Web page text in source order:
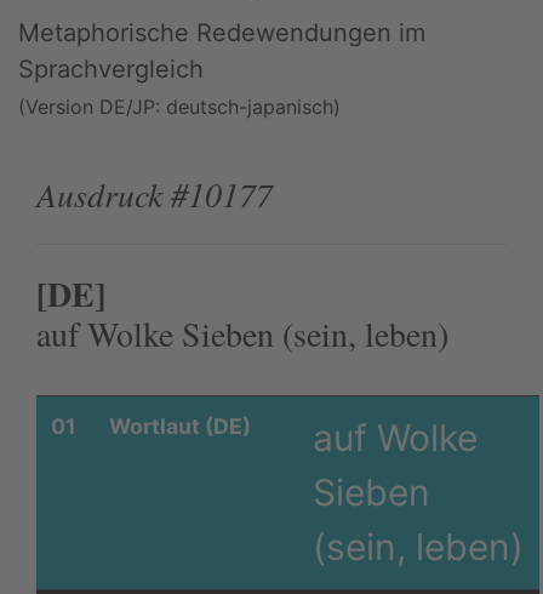
Metaphorische Redewendungen im
Sprachvergleich
(Version DE/JP: deutsch-japanisch)
Ausdruck #10177
[DE]
auf Wolke Sieben (sein, leben)
01 Wortlaut (DE)
auf Wolke
Sieben
(sein, leben)